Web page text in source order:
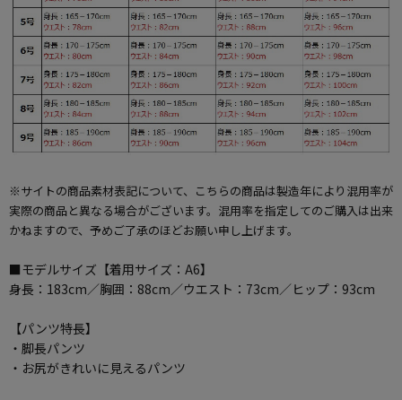
※サイトの商品素材表記について、こちらの商品は製造年により混用率が
実際の商品と異なる場合がございます。混用率を指定してのご購入は出来
かねますので、予めご了承のほどお願い申し上げます。
■モデルサイズ【着用サイズ：A6】
身長：183cm／胸囲：88cm／ウエスト：73cm／ヒップ：93cm
【パンツ特長】
・脚長パンツ
・お尻がきれいに見えるパンツ